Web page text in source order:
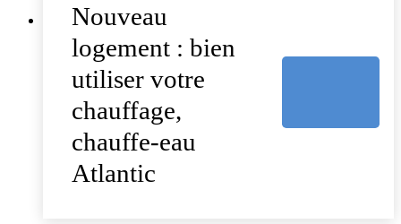
Nouveau
logement : bien
utiliser votre
chauffage,
chauffe-eau
Atlantic